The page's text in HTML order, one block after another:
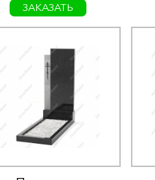
ЗАКАЗАТЬ